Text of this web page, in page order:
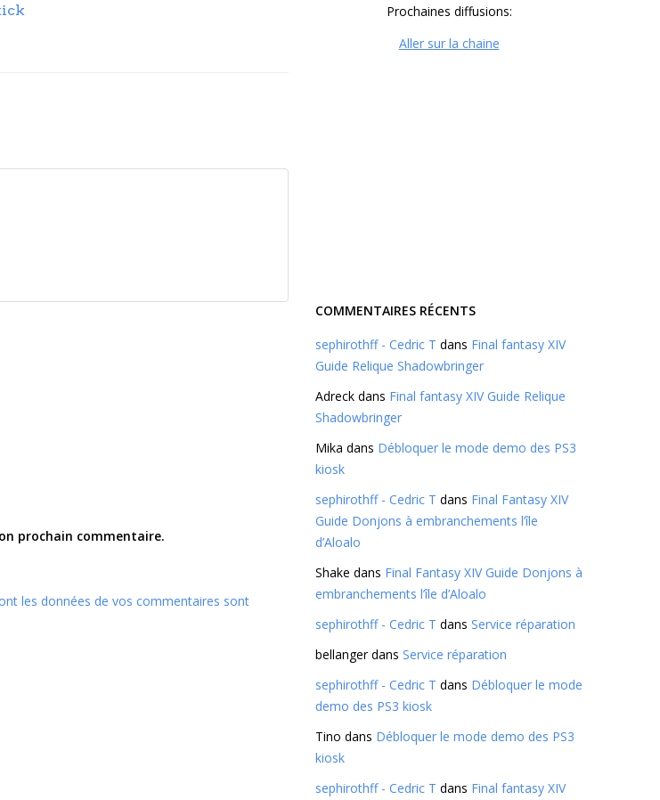
prochain commentaire.
les données de vos commentaires sont
Prochaines diffusions:
Aller sur la chaine
COMMENTAIRES RÉCENTS
sephirothff - Cedric T dans Final fantasy XIV
Guide Relique Shadowbringer
Adreck dans Final fantasy XIV Guide Relique
Shadowbringer
Mika dans Débloquer le mode demo des PS3
kiosk
sephirothff - Cedric T dans Final Fantasy XIV
Guide Donjons à embranchements l’île
d’Aloalo
Shake dans Final Fantasy XIV Guide Donjons à
embranchements l’île d’Aloalo
sephirothff - Cedric T dans Service réparation
bellangerdans Service réparation
sephirothff - Cedric T dans Débloquer le mode
demo des PS3 kiosk
Tino dans Débloquer le mode demo des PS3
kiosk
sephirothff - Cedric T dans Final fantasy XIV